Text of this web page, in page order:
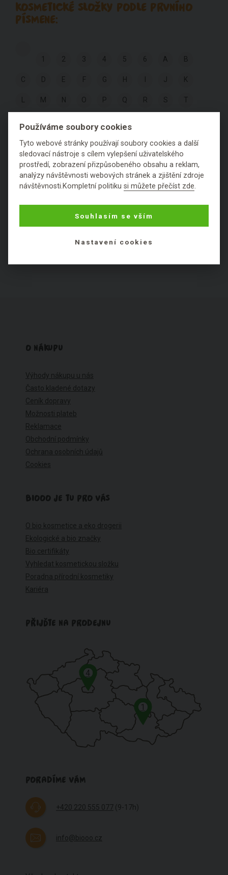
KOSMETICKÉ SLOŽKY PODLE PRVNÍHO
PÍSMENE:
1 2 3 4 5 6 A B
C D E F G H I J K
L M N O P Q R S T
KOSMETICKÉ SLOŽKY PODLE
HODNOCENÍ:
O NÁKUPU
Výhody nákupu u nás
Často kladené dotazy
Ceník dopravy
Možnosti plateb
Reklamace
Obchodní podmínky
Ochrana osobních údajů
Cookies
BIOOO JE TU PRO VÁS
O bio kosmetice a eko drogerii
Ekologické a bio značky
Bio certifikáty
Vyhledat kosmetickou složku
Poradna přírodní kosmetiky
Kariéra
PŘIJĎTE NA PRODEJNU
1
4
PORADÍME VÁM
+420 220 555 077 (9-17h)
info@biooo.cz
Používáme soubory cookies
Tyto webové stránky používají soubory cookies a další
sledovací nástroje s cílem vylepšení uživatelského
prostředí, zobrazení přizpůsobeného obsahu a reklam,
analýzy návštěvnosti webových stránek a zjištění zdroje
návštěvnosti.Kompletní politikusi můžete přečíst zde.
Souhlasím se vším
Nastavení cookies